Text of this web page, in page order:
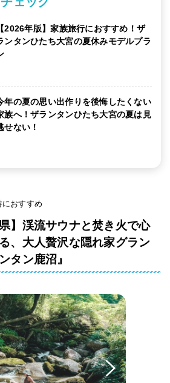
【2026年版】家族旅行におすすめ！ザ
ンタンひたち大宮の夏休みモデルプラ
年の夏の思い出作りを後悔したくない
族へ！ザランタンひたち大宮の夏は見
せない！
おすすめ
】渓流サウナと焚き火で心
、大人贅沢な隠れ家グラン
タン鹿沼』